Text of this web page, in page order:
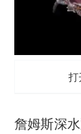
打
詹姆斯深